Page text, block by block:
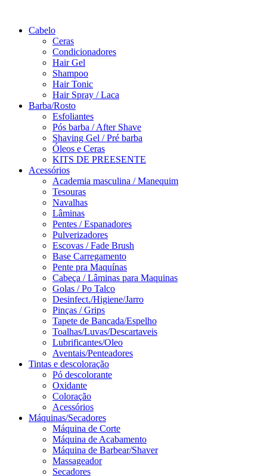
Cabelo
Ceras
Condicionadores
Hair Gel
Shampoo
Hair Tonic
Hair Spray / Laca
Barba/Rosto
Esfoliantes
Pós barba / After Shave
Shaving Gel / Pré barba
Óleos e Ceras
KITS DE PREESENTE
Acessórios
Academia masculina / Manequim
Tesouras
Navalhas
Lâminas
Pentes / Espanadores
Pulverizadores
Escovas / Fade Brush
Base Carregamento
Pente pra Maquínas
Cabeça / Lâminas para Maquinas
Golas / Po Talco
Desinfect./Higiene/Jarro
Pinças / Grips
Tapete de Bancada/Espelho
Toalhas/Luvas/Descartaveis
Lubrificantes/Oleo
Aventais/Penteadores
Tintas e descoloração
Pó descolorante
Oxidante
Coloração
Acessórios
Máquinas/Secadores
Máquina de Corte
Máquina de Acabamento
Máquina de Barbear/Shaver
Massageador
Secadores